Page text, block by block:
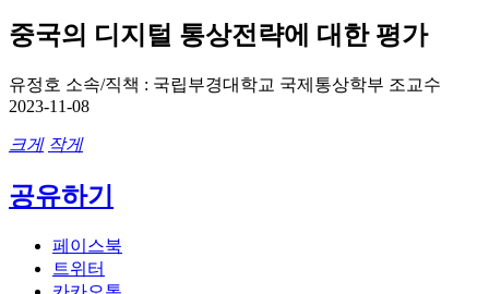
중국의 디지털 통상전략에 대한 평가
유정호 소속/직책 : 국립부경대학교 국제통상학부 조교수
2023-11-08
크게 작게
공유하기
페이스북
트위터